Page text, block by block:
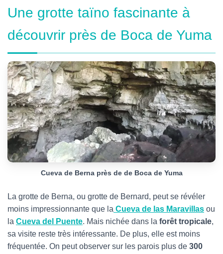
Une grotte taïno fascinante à
découvrir près de Boca de Yuma
Cueva de Berna près de de Boca de Yuma
La grotte de Berna, ou grotte de Bernard, peut se révéler
moins impressionnante que la Cueva de las Maravillas ou
la Cueva del Puente. Mais nichée dans la forêt tropicale,
sa visite reste très intéressante. De plus, elle est moins
fréquentée. On peut observer sur les parois plus de 300